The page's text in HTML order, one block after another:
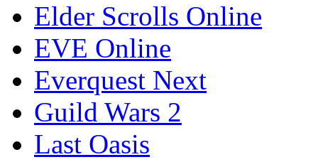
Elder Scrolls Online
EVE Online
Everquest Next
Guild Wars 2
Last Oasis